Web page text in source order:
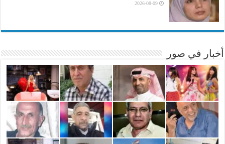
2026-08-09
أخبار في صور